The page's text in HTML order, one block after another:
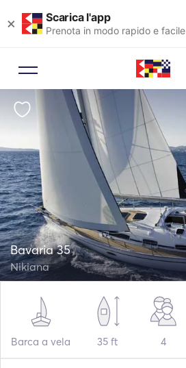
× Scarica l'app
Prenota in modo rapido e facile
Bavaria 35
Nikiana
Barca a vela 35 ft 4